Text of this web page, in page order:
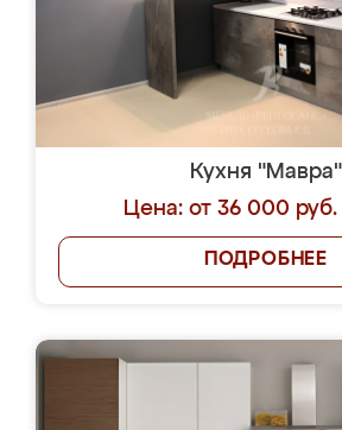
Кухня "Мавра"
Цена: от 36 000 руб.
ПОДРОБНЕЕ